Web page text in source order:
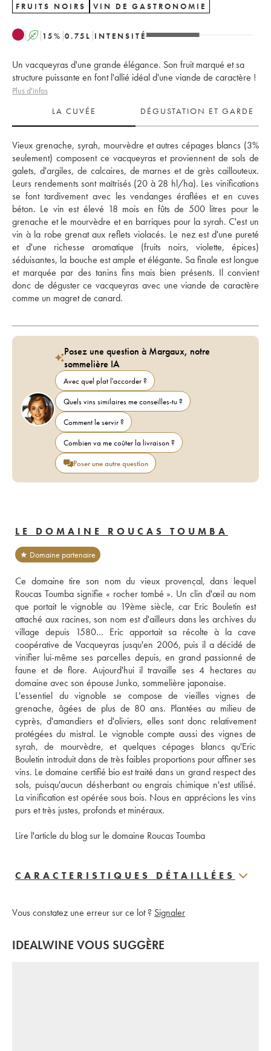
FRUITS NOIRS VIN DE GASTRONOMIE
A 15% 0.75 L INTENSITÉ
Un vacqueyras d'une grande élégance. Son fruit marqué et sa
structure puissante en font l'allié idéal d'une viande de caractère !
Plus d'infos
LA CUVÉE
DÉGUSTATION ET GARDE
Vieux grenache, syrah, mourvèdre et autres cépages blancs (3%
seulement) composent ce vacqueyras et proviennent de sols de
galets, d'argiles, de calcaires, de marnes et de grès caillouteux.
Leurs rendements sont maîtrisés (20 à 28 hl/ha). Les vinifications
se font tardivement avec les vendanges éraflées et en cuves
béton. Le vin est élevé 18 mois en fûts de 500 litres pour le
grenache et le mourvèdre et en barriques pour la syrah. C'est un
vin à la robe grenat aux reflets violacés. Le nez est d'une pureté
et d'une richesse aromatique (fruits noirs, violette, épices)
séduisantes, la bouche est ample et élégante. Sa finale est longue
et marquée par des tanins fins mais bien présents. Il convient
donc de déguster ce vacqueyras avec une viande de caractère
comme un magret de canard.
Posez une question à Margaux, notre
sommelière IA
Avec quel plat l'accorder ?
Quels vins similaires me conseilles-tu ?
Comment le servir ?
Combien va me coûter la livraison ?
Poser une autre question
LE DOMAINE ROUCAS TOUMBA
★ Domaine partenaire
Ce domaine tire son nom du vieux provençal, dans lequel
Roucas Toumba signifie « rocher tombé ». Un clin d'œil au nom
que portait le vignoble au 19ème siècle, car Eric Bouletin est
attaché aux racines, son nom est d'ailleurs dans les archives du
village depuis 1580… Eric apportait sa récolte à la cave
coopérative de Vacqueyras jusqu'en 2006, puis il a décidé de
vinifier lui-même ses parcelles depuis, en grand passionné de
faune et de flore. Aujourd'hui il travaille ses 4 hectares au
domaine avec son épouse Junko, sommelière japonaise.
L'essentiel du vignoble se compose de vieilles vignes de
grenache, âgées de plus de 80 ans. Plantées au milieu de
cyprès, d'amandiers et d'oliviers, elles sont donc relativement
protégées du mistral. Le vignoble compte aussi des vignes de
syrah, de mourvèdre, et quelques cépages blancs qu'Eric
Bouletin introduit dans de très faibles proportions pour affiner ses
vins. Le domaine certifié bio est traité dans un grand respect des
sols, puisqu'aucun désherbant ou engrais chimique n'est utilisé.
La vinification est opérée sous bois. Nous en apprécions les vins
purs et très justes, profonds et minéraux.
Lire l'article du blog sur le domaine Roucas Toumba
CARACTERISTIQUES DÉTAILLÉES
Vous constatez une erreur sur ce lot ? Signaler
IDEALWINE VOUS SUGGÈRE